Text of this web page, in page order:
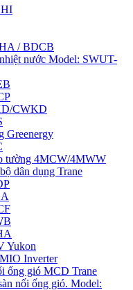
/ BDCB
nước Model: SWUT-
CWKD
Greenergy
tường 4MCW/4MWW
dân dụng Trane
Yukon
Inverter
ống gió MCD Trane
nối ống gió. Model: